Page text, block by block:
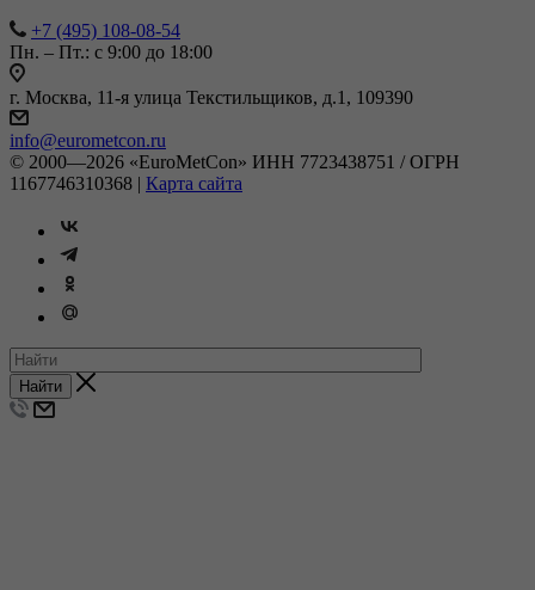
+7 (495) 108-08-54
Пн. – Пт.: с 9:00 до 18:00
г. Москва, 11-я улица Текстильщиков, д.1, 109390
info@eurometcon.ru
© 2000—2026 «EuroMetCon» ИНН 7723438751 / ОГРН
1167746310368 | Карта сайта
Найти